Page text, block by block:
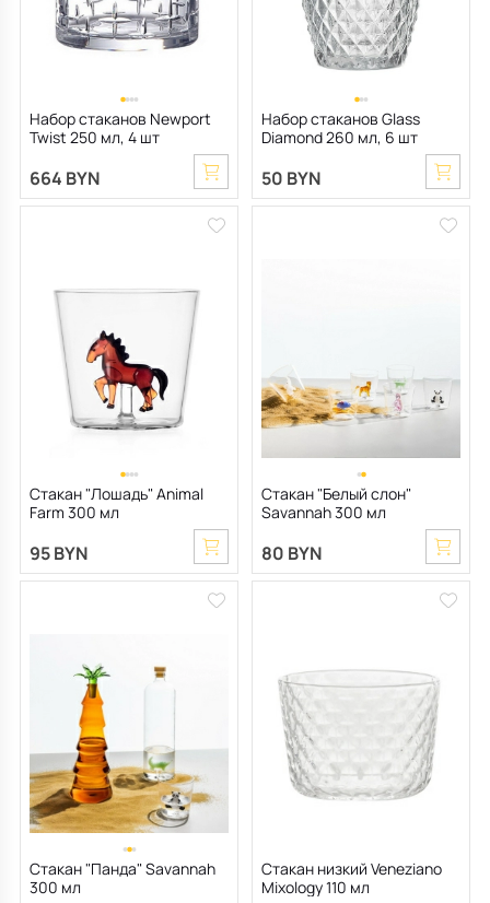
Набор стаканов Newport
Twist 250 мл, 4 шт
664 BYN
Набор стаканов Glass
Diamond 260 мл, 6 шт
50 BYN
Стакан "Лошадь" Animal
Farm 300 мл
95 BYN
Стакан "Белый слон"
Savannah 300 мл
80 BYN
Стакан "Панда" Savannah
300 мл
Стакан низкий Veneziano
Mixology 110 мл